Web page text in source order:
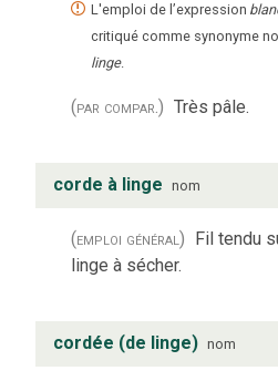
L'emploi de l’expression
critiqué comme synonyme
linge.
(par compar.) Très pâle.
corde à linge nom
(emploi général) Fil tendu
linge à sécher.
cordée (de linge) nom